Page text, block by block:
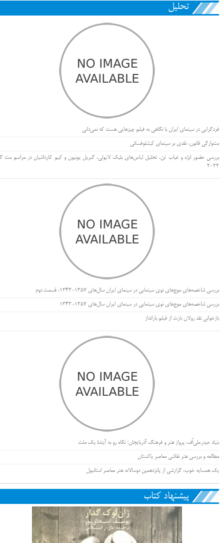
تحلیل
فردگرایی در سینمای ایران با نگاهی به فیلم چیزهایی هست که نمی‌دانی
بت‌وارگی قانون، نقدی بر سینمای کیشلوفسکی
بررسی حضور ابژه و غیاب تن، تحلیل لباس‌های بلیک لایولی، گبریل یونیون و کیم کارداشیان در مراسم مت
۲۰۲۲
بررسی شاخصه‌های موج‌های نوی سینمایی در سینمای ایران سال‌های 1357-1343، قسمت دوم
بررسی شاخصه‌های موج‌های نوی سینمایی در سینمای ایران سال‌های 1357-1343
بازخوانی نقد رولان بارت از فیلم بارانداز
بنیاد حیدرعلی‌اُف، پرواز هنر و فرهنگ آذربایجان؛ نگاه رو به آیندۀ یک ملت
مطالعه و بررسی هنر نقاشی معاصر پاکستان
یک همسایه خوب، گزارشی از پانزدهمین دوسالانه هنر معاصر استانبول
پیشنهاد کتاب